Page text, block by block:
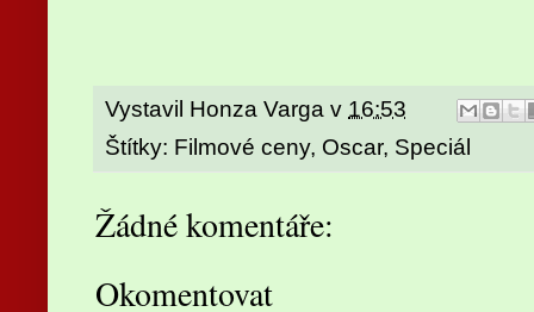
Vystavil Honza Varga v 16:53
Štítky: Filmové ceny, Oscar, Speciál
Žádné komentáře:
Okomentovat